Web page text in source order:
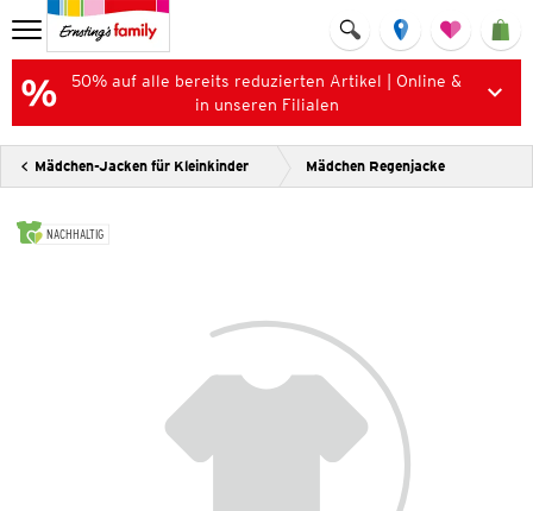
50% auf alle bereits reduzierten Artikel | Online &
in unseren Filialen
Mädchen-Jacken für Kleinkinder Mädchen Regenjacke
NACHHALTIG